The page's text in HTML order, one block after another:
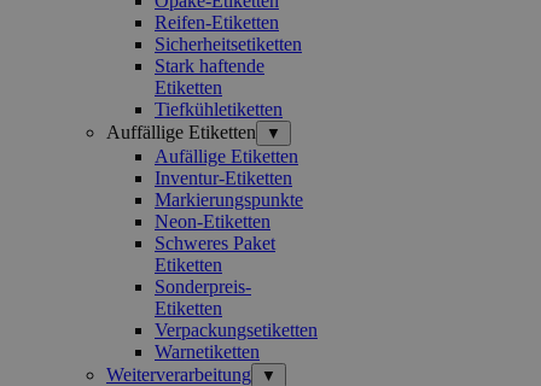
Reifen-Etiketten
Sicherheitsetiketten
Stark haftende
Etiketten
Tiefkühletiketten
Auffällige Etiketten
▼
Aufällige Etiketten
Inventur-Etiketten
Markierungspunkte
Neon-Etiketten
Schweres Paket
Etiketten
Sonderpreis-
Etiketten
Verpackungsetiketten
Warnetiketten
Weiterverarbeitung
▼